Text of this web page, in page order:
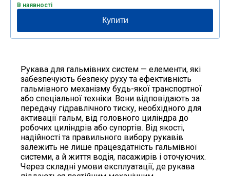
В наявності
Купити
Рукава для гальмівних систем — елементи, які
забезпечують безпеку руху та ефективність
гальмівного механізму будь-якої транспортної
або спеціальної техніки. Вони відповідають за
передачу гідравлічного тиску, необхідного для
активації гальм, від головного циліндра до
робочих циліндрів або супортів. Від якості,
надійності та правильного вибору рукавів
залежить не лише працездатність гальмівної
системи, а й життя водія, пасажирів і оточуючих.
Через складні умови експлуатації, де рукава